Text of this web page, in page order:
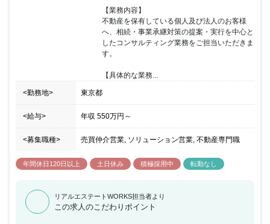
努めて頂きます。業務の遂行に障害があると判断された場面やリソ
ース不足などが問題と判断される場合はその解決をリーダーと相談
し、適宜必要に応じ健全で生産性の高い組織を絶えず構築する努力
を怠らない方を求めています。
【業務内容】
不動産を保有している個人及び法人のお客様
へ、相続・事業承継対策の提案・実行を中心と
したコンサルティング業務をご担当いただきま
す。
【具体的な業務...
<勤務地> 東京都
<給与> 年収 550万円 ～
<募集職種> 売買仲介営業, ソリューション営業, 不動産専門職
年間休日120日以上 土日休み 積極採用中 転勤なし
リアルエステートWORKS担当者より
この求人のこだわりポイント